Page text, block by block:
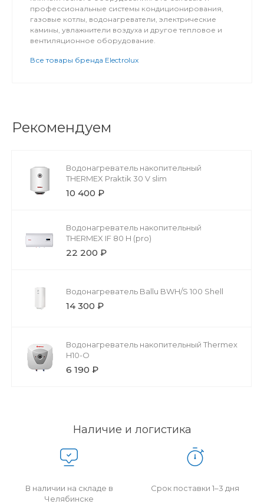
профессиональные системы кондиционирования,
газовые котлы, водонагреватели, электрические
камины, увлажнители воздуха и другое тепловое и
вентиляционное оборудование.
Все товары бренда Electrolux
Рекомендуем
Водонагреватель накопительный
THERMEX Praktik 30 V slim
10 400 ₽
Водонагреватель накопительный
THERMEX IF 80 H (pro)
22 200 ₽
Водонагреватель Ballu BWH/S 100 Shell
14 300 ₽
Водонагреватель накопительный Thermex
H10-O
6 190 ₽
Наличие и логистика
В наличии на складе в
Челябинске
Срок поставки 1–3 дня